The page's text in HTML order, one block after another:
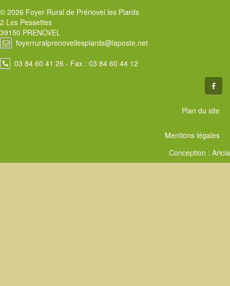
© 2026 Foyer Rural de Prénovel les Piards
2 Les Pessettes
39150 PRENOVEL
foyerruralprenovellespiards@laposte.net
03 84 60 41 26 - Fax : 03 84 60 44 12
Plan du site
Mentions légales
Conception : Aricia